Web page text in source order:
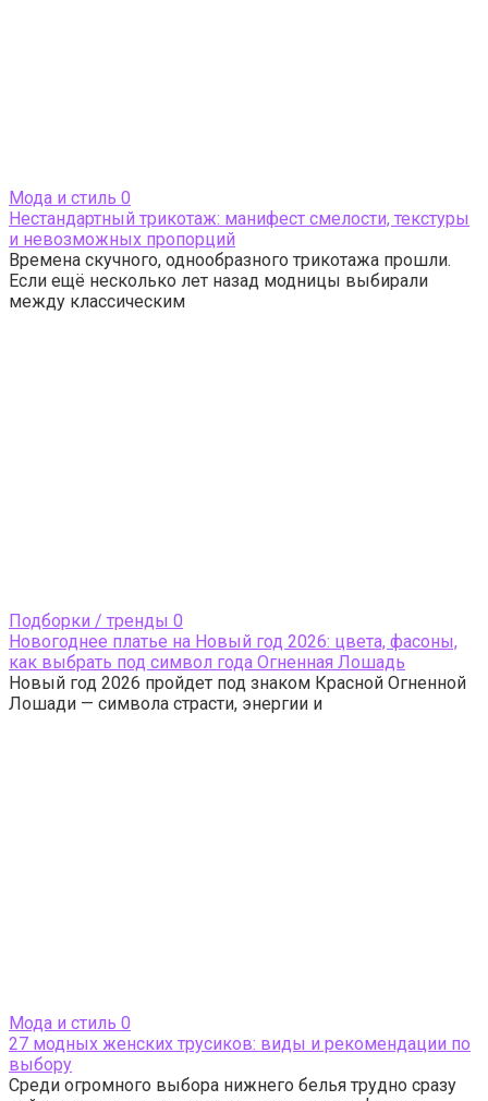
Мода и стиль 0
Нестандартный трикотаж: манифест смелости, текстуры
и невозможных пропорций
Времена скучного, однообразного трикотажа прошли.
Если ещё несколько лет назад модницы выбирали
между классическим
Подборки / тренды 0
Новогоднее платье на Новый год 2026: цвета, фасоны,
как выбрать под символ года Огненная Лошадь
Новый год 2026 пройдет под знаком Красной Огненной
Лошади — символа страсти, энергии и
Мода и стиль 0
27 модных женских трусиков: виды и рекомендации по
выбору
Среди огромного выбора нижнего белья трудно сразу